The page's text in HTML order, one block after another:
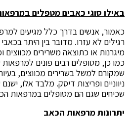
באילו סוגי כאבים מטפלים
כאמור, אנשים בדרך כלל מגיעים
רגילים לא עזרו. מדובר בין היתר
מיגרנות או כתוצאה משרירים מכווצים
כמו כן, מטופלים רבים פונים
שמקורם למשל בשרירים מכווצים,
ניווניים ופריצות דיסק. מלבד אלו,
שכיחים שגם הם מטופלים במרפאות
יתרונות מרפאות הכאב